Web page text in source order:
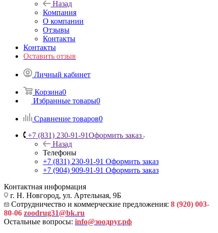
Назад
Компания
О компании
Отзывы
Контакты
Контакты
Оставить отзыв
Личный кабинет
Корзина0
Избранные товары0
Сравнение товаров0
+7 (831) 230-91-91Оформить заказ
Назад
Телефоны
+7 (831) 230-91-91 Оформить заказ
+7 (904) 909-91-91 Оформить заказ
Контактная информация
г. Н. Новгород, ул. Артельная, 9Б
Сотрудничество и коммерческие предложения: 8 (920) 003-
80-06 zoodrug31@bk.ru
Остальные вопросы: info@зоодруг.рф